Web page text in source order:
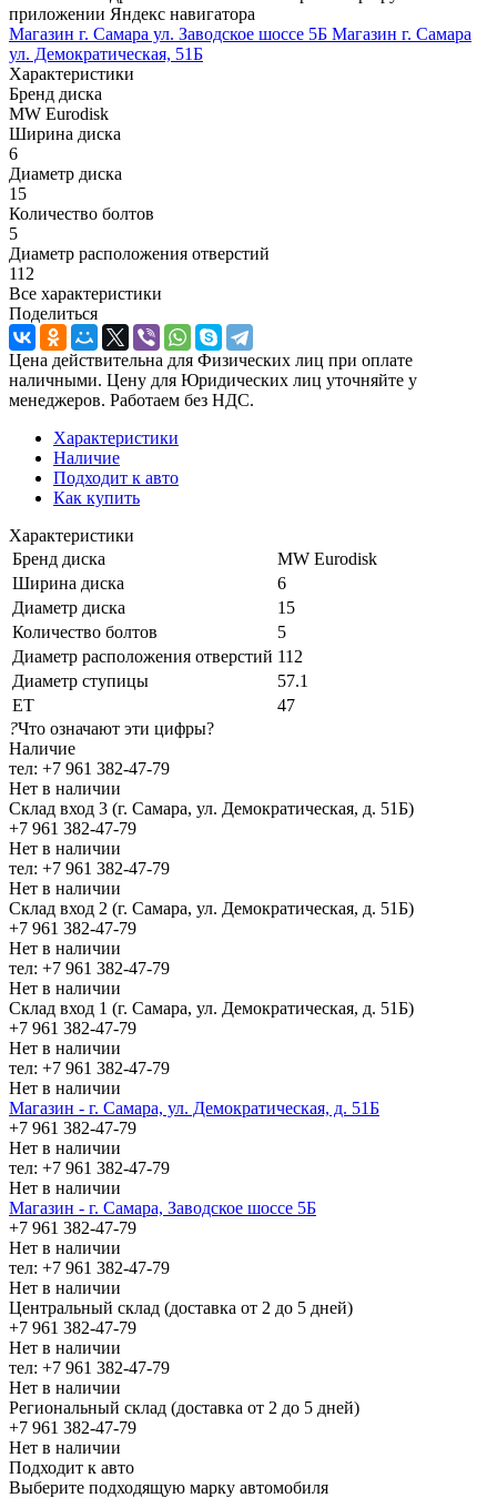
приложении Яндекс навигатора
Магазин г. Самара ул. Заводское шоссе 5Б Магазин г. Самара
ул. Демократическая, 51Б
Характеристики
Бренд диска
MW Eurodisk
Ширина диска
6
Диаметр диска
15
Количество болтов
5
Диаметр расположения отверстий
112
Все характеристики
Поделиться
Цена действительна для Физических лиц при оплате
наличными. Цену для Юридических лиц уточняйте у
менеджеров. Работаем без НДС.
Характеристики
Наличие
Подходит к авто
Как купить
Характеристики
Бренд диска
MW Eurodisk
Ширина диска
6
Диаметр диска
15
Количество болтов
5
Диаметр расположения отверстий 112
Диаметр ступицы
57.1
ЕТ
47
?Что означают эти цифры?
Наличие
тел: +7 961 382-47-79
Нет в наличии
Склад вход 3 (г. Самара, ул. Демократическая, д. 51Б)
+7 961 382-47-79
Нет в наличии
тел: +7 961 382-47-79
Нет в наличии
Склад вход 2 (г. Самара, ул. Демократическая, д. 51Б)
+7 961 382-47-79
Нет в наличии
тел: +7 961 382-47-79
Нет в наличии
Склад вход 1 (г. Самара, ул. Демократическая, д. 51Б)
+7 961 382-47-79
Нет в наличии
тел: +7 961 382-47-79
Нет в наличии
Магазин - г. Самара, ул. Демократическая, д. 51Б
+7 961 382-47-79
Нет в наличии
тел: +7 961 382-47-79
Нет в наличии
Магазин - г. Самара, Заводское шоссе 5Б
+7 961 382-47-79
Нет в наличии
тел: +7 961 382-47-79
Нет в наличии
Центральный склад (доставка от 2 до 5 дней)
+7 961 382-47-79
Нет в наличии
тел: +7 961 382-47-79
Нет в наличии
Региональный склад (доставка от 2 до 5 дней)
+7 961 382-47-79
Нет в наличии
Подходит к авто
Выберите подходящую марку автомобиля